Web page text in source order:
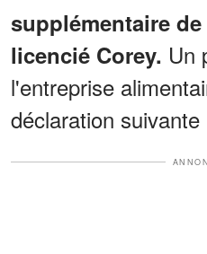
supplémentaire
licencié Corey. Un
l'entreprise
déclaration suivante